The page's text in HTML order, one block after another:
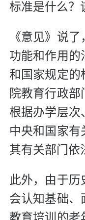
标准是什么？
《意见》说
功能和作用的
和国家规定的
院教育行政
根据办学层次
中央和国家有
其有关部门依
此外，由于
会认知基础、